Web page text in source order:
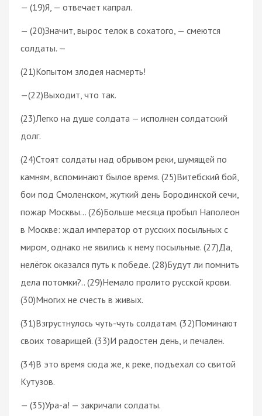
— (19)Я, — отвечает капрал.
— (20)Значит, вырос телок в сохатого, — смеются
солдаты. —
(21)Копытом злодея насмерть!
—(22)Выходит, что так.
(23)Легко на душе солдата — исполнен солдатский
долг.
(24)Стоят солдаты над обрывом реки, шумящей по
камням, вспоминают былое время. (25)Витебский бой,
бои под Смоленском, жуткий день Бородинской сечи,
пожар Москвы… (26)Больше месяца пробыл Наполеон
в Москве: ждал император от русских посыльных с
миром, однако не явились к нему посыльные. (27)Да,
нелёгок оказался путь к победе. (28)Будут ли помнить
дела потомки?.. (29)Немало пролито русской крови.
(30)Многих не счесть в живых.
(31)Взгрустнулось чуть-чуть солдатам. (32)Поминают
своих товарищей. (33)И радостен день, и печален.
(34)В это время сюда же, к реке, подъехал со свитой
Кутузов.
— (35)Ура-а! — закричали солдаты.